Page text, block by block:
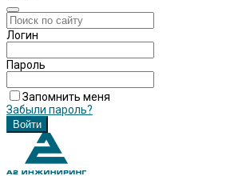
Логин
Пароль
Запомнить меня
Забыли пароль?